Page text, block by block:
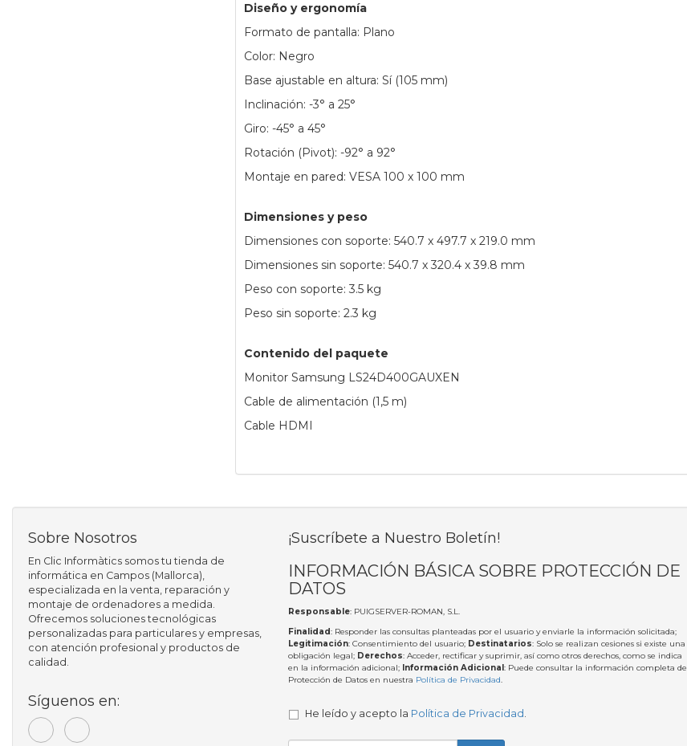
Diseño y ergonomía
Formato de pantalla: Plano
Color: Negro
Base ajustable en altura: Sí (105 mm)
Inclinación: -3° a 25°
Giro: -45° a 45°
Rotación (Pivot): -92° a 92°
Montaje en pared: VESA 100 x 100 mm
Dimensiones y peso
Dimensiones con soporte: 540.7 x 497.7 x 219.0 mm
Dimensiones sin soporte: 540.7 x 320.4 x 39.8 mm
Peso con soporte: 3.5 kg
Peso sin soporte: 2.3 kg
Contenido del paquete
Monitor Samsung LS24D400GAUXEN
Cable de alimentación (1,5 m)
Cable HDMI
Sobre Nosotros
En Clic Informàtics somos tu tienda de
informática en Campos (Mallorca),
especializada en la venta, reparación y
montaje de ordenadores a medida.
Ofrecemos soluciones tecnológicas
personalizadas para particulares y empresas,
con atención profesional y productos de
calidad.
Síguenos en:
¡Suscríbete a Nuestro Boletín!
INFORMACIÓN BÁSICA SOBRE PROTECCIÓN DE
DATOS
Responsable: PUIGSERVER-ROMAN, S.L.
Finalidad: Responder las consultas planteadas por el usuario y enviarle la información solicitada;
Legitimación: Consentimiento del usuario; Destinatarios: Solo se realizan cesiones si existe una
obligación legal; Derechos: Acceder, rectificar y suprimir, así como otros derechos, como se indica
en la información adicional; Información Adicional : Puede consultar la información completa de
Protección de Datos en nuestra Política de Privacidad.
He leído y acepto la Política de Privacidad .